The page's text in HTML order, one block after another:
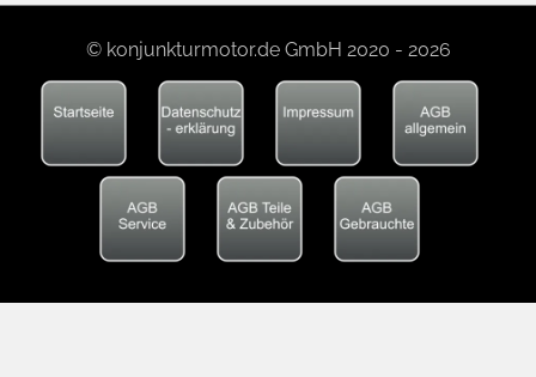
© konjunkturmotor.de GmbH 2020 - 2026